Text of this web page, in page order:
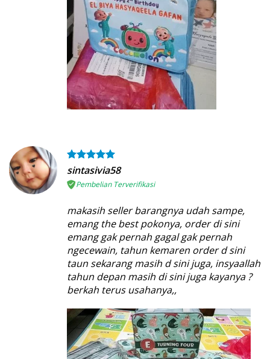
sintasivia58
Pembelian Terverifikasi
makasih seller barangnya udah sampe,
emang the best pokonya, order di sini
emang gak pernah gagal gak pernah
ngecewain, tahun kemaren order d sini
taun sekarang masih d sini juga, insyaallah
tahun depan masih di sini juga kayanya ?
berkah terus usahanya,,